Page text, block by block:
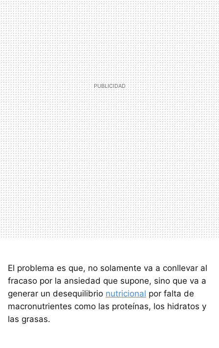
El problema es que, no solamente va a conllevar al
fracaso por la ansiedad que supone, sino que va a
generar un desequilibrio nutricional por falta de
macronutrientes como las proteínas, los hidratos y
las grasas.